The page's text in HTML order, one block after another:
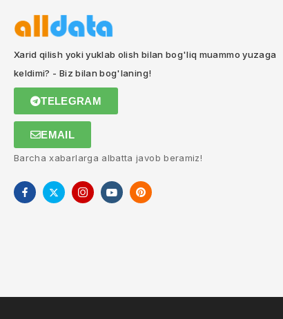
Xarid qilish yoki yuklab olish bilan bog'liq muammo yuzaga
keldimi? - Biz bilan bog'laning!
TELEGRAM
EMAIL
Barcha xabarlarga albatta javob beramiz!